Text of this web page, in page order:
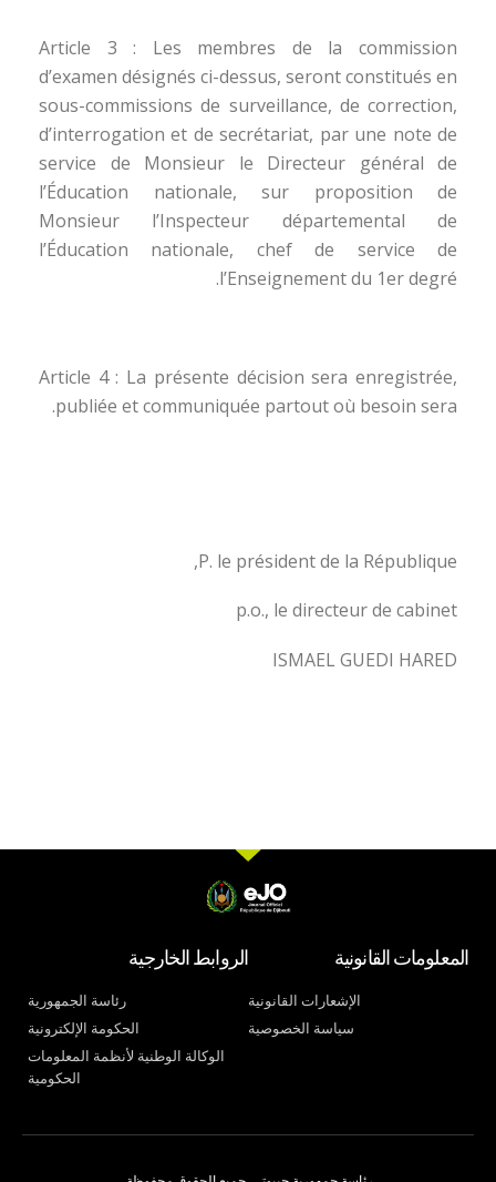
Article 3 : Les membres de la commission
d’examen désignés ci-dessus, seront constitués en
sous-commissions de surveillance, de correction,
d’interrogation et de secrétariat, par une note de
service de Monsieur le Directeur général de
l’Éducation nationale, sur proposition de
Monsieur l’Inspecteur départemental de
l’Éducation nationale, chef de service de
l’Enseignement du 1er degré.
Article 4 : La présente décision sera enregistrée,
publiée et communiquée partout où besoin sera.
P. le président de la République,
p.o., le directeur de cabinet
ISMAEL GUEDI HARED
المعلومات القانونية
الإشعارات القانونية
سياسة الخصوصية
الروابط الخارجية
رئاسة الجمهورية
الحكومة الإلكترونية
الوكالة الوطنية لأنظمة المعلومات
الحكومية